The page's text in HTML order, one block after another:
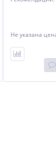
Не указана